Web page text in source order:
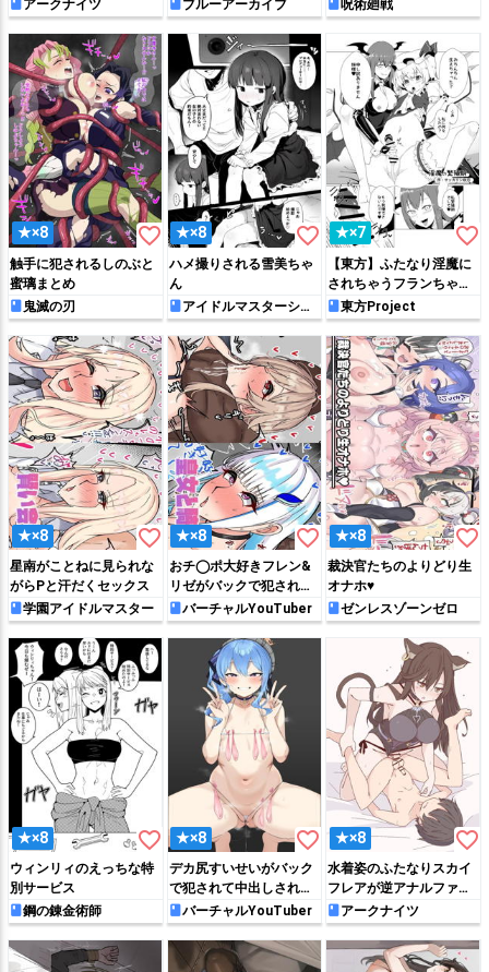
アークナイツ ブルーアーカイブ 呪術廻戦
★×8 favorite_border
触手に犯されるしのぶと
蜜璃まとめ
鬼滅の刃
★×8 favorite_border
ハメ撮りされる雪美ちゃ
ん
アイドルマスターシン
デレラガールズ
★×7 favorite_border
【東方】ふたなり淫魔に
されちゃうフランちゃん
【漫画】
東方Project
★×8 favorite_border
星南がことねに見られな
がらPと汗だくセックス
学園アイドルマスター
★×8 favorite_border
おチ◯ポ大好きフレン&
リゼがバックで犯されて
イキまくる♡
バーチャルYouTuber
★×8 favorite_border
裁決官たちのよりどり生
オナホ♥
ゼンレスゾーンゼロ
★×8 favorite_border
ウィンリィのえっちな特
別サービス
鋼の錬金術師
★×8 favorite_border
デカ尻すいせいがバック
で犯されて中出しされち
ゃう!!
バーチャルYouTuber
★×8 favorite_border
水着姿のふたなりスカイ
フレアが逆アナルファッ
クアークナイツ